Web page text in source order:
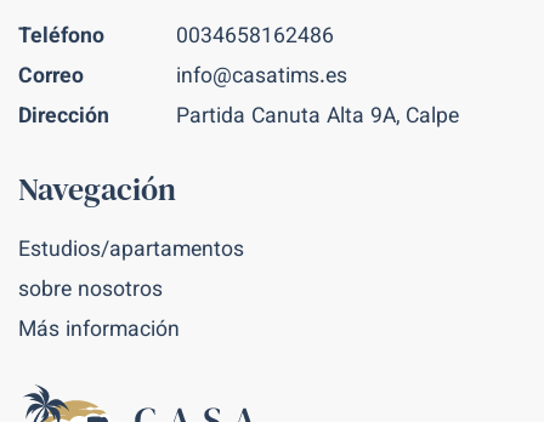
Teléfono
0034658162486
Correo
info@casatims.es
Dirección
Partida Canuta Alta 9A, Calpe
Navegación
Estudios/apartamentos
sobre nosotros
Más información